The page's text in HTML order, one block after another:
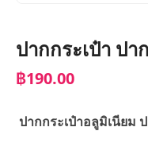
ปากกระเป๋า ปา
฿190.00
ปากกระเป๋าอลูมิเนียม